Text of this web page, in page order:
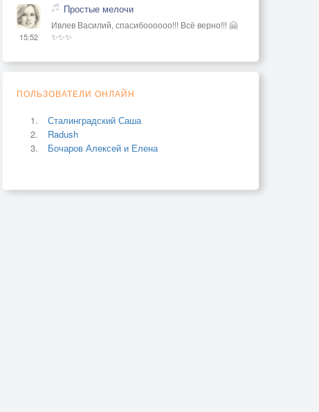
15:52
Простые мелочи
Ивлев Василий, спасибоооооо!!! Всё верно!!! 🤗
✨✨✨
ПОЛЬЗОВАТЕЛИ ОНЛАЙН
Сталинградский Саша
Radush
Бочаров Алексей и Елена